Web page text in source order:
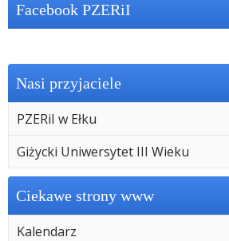
Facebook PZERiI
Nasi przyjaciele
PZERiI w Ełku
Giżycki Uniwersytet III Wieku
Ciekawe strony www
Kalendarz